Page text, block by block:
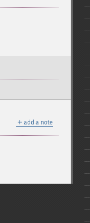
＋ add a note